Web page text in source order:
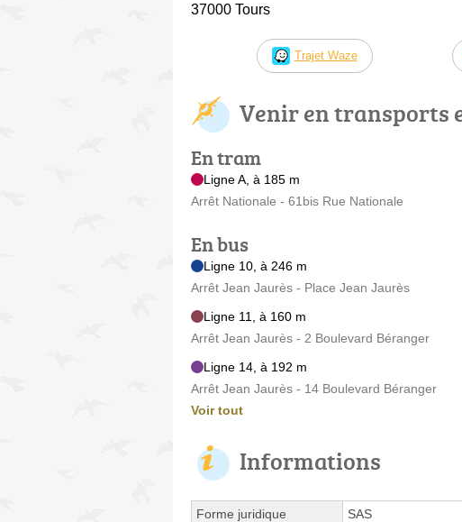
37000 Tours
Trajet Waze
Venir en transports
En tram
Ligne A, à 185 m
Arrêt Nationale - 61bis Rue Nationale
En bus
Ligne 10, à 246 m
Arrêt Jean Jaurès - Place Jean Jaurès
Ligne 11, à 160 m
Arrêt Jean Jaurès - 2 Boulevard Béranger
Ligne 14, à 192 m
Arrêt Jean Jaurès - 14 Boulevard Béranger
Voir tout
Informations
Forme juridique SAS